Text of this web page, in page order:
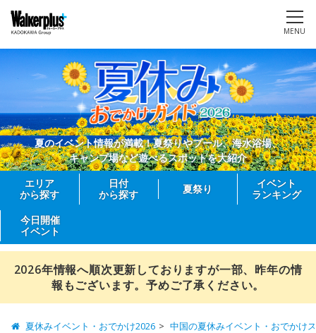
MENU
夏のイベント情報が満載！夏祭りやプール、海水浴場、
キャンプ場など遊べるスポットを大紹介
エリア
から探す
日付
から探す
夏祭り
イベント
ランキング
今日開催
イベント
2026年情報へ順次更新しておりますが一部、昨年の情
報もございます。予めご了承ください。
夏休みイベント・おでかけ2026 中国の夏休みイベント・おでかけ